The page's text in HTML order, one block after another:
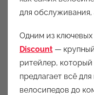
для обслуживания,
Одним из ключевых
Discount —
ритейлер,
предлагает всё
велосипедов до